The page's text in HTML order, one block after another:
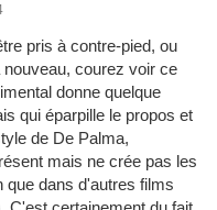
pris à contre-pied, ou
courez voir ce
donne quelque
qui éparpille le propos et
de De Palma,
mais ne crée pas les
que dans d'autres films